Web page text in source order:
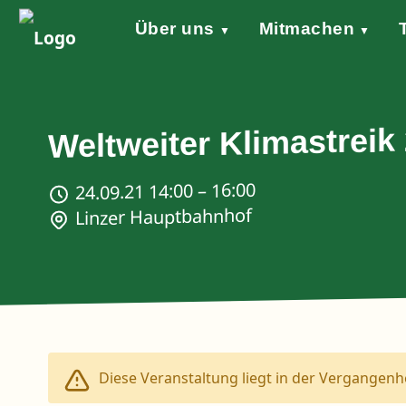
Über uns ▼ Mitmachen ▼
Weltweiter Klimastreik
24.09.21 14:00 – 16:00
Linzer Hauptbahnhof
Diese Veranstaltung liegt in der